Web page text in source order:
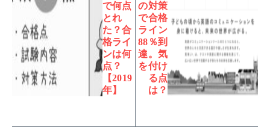
で何点
とれ
た？合
格ライ
ンは何
点？
【2019
年】
の対策
で合格
ライン
88％到
達。気
を付け
る点
は？